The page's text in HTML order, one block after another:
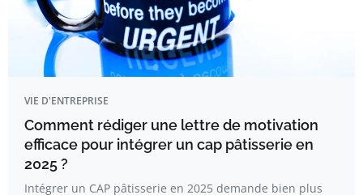
VIE D'ENTREPRISE
Comment rédiger une lettre de motivation
efficace pour intégrer un cap pâtisserie en
2025 ?
Intégrer un CAP pâtisserie en 2025 demande bien plus